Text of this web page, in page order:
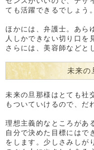
ても活躍できるでしょう。
ほかには、弁護士。あら
人しかできない切り口を
さらには、美容師などと
未来の
未来の旦那様はとても社
もついていけるので、だ
理想主義的なところがあ
自分で決めた目標にはで
をします。少しさみしが